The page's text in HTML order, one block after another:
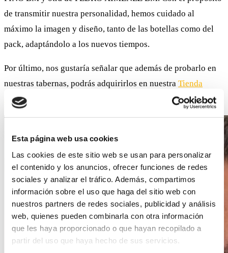
Esta página web usa cookies
Las cookies de este sitio web se usan para personalizar
el contenido y los anuncios, ofrecer funciones de redes
sociales y analizar el tráfico. Además, compartimos
información sobre el uso que haga del sitio web con
nuestros partners de redes sociales, publicidad y análisis
web, quienes pueden combinarla con otra información
que les haya proporcionado o que hayan recopilado a
partir del uso que haya hecho de sus servicios.
de transmitir nuestra personalidad, hemos cuidado al
máximo la imagen y diseño, tanto de las botellas como del
pack, adaptándolo a los nuevos tiempos.
Por último, nos gustaría señalar que además de probarlo en
nuestras tabernas, podrás adquirirlos en nuestra Tienda
Gourmet.